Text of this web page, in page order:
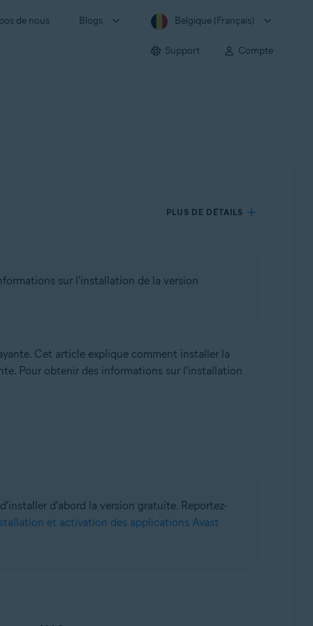
de nous Blogs Belgique (Français)
Support Compte
PLUS DE DÉTAILS
sur l'installation de la version
Cet article explique comment installer la
Pour obtenir des informations sur l'installation
d'abord la version gratuite. Reportez-
et activation des applications Avast